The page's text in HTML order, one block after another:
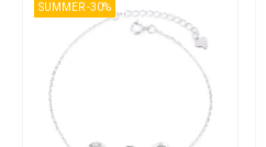
SUMMER -30%